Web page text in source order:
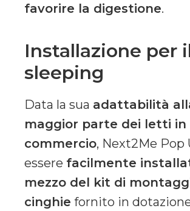
favorire la digestione.
Installazione per
sleeping
Data la sua adattabilità
maggior parte dei letti in
commercio, Next2Me Pop
essere facilmente
mezzo del kit di
cinghie fornito in